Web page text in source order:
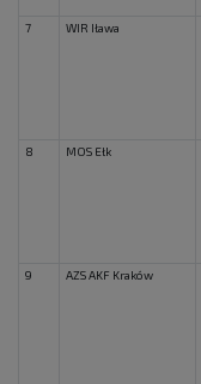
7
WIR Iława
8 MOS Ełk
9 AZS AKF Kraków